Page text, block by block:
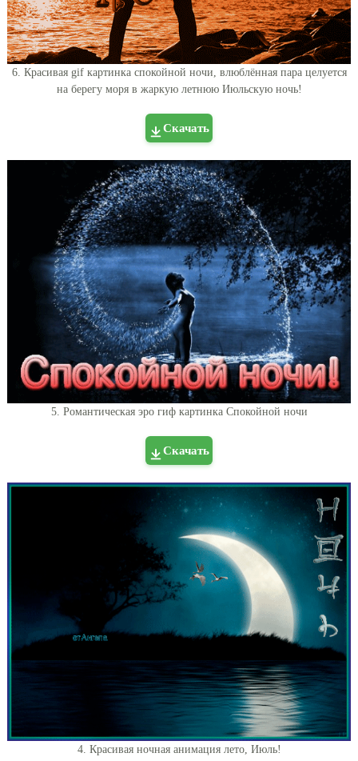
6. Красивая gif картинка спокойной ночи, влюблённая пара целуется
на берегу моря в жаркую летнюю Июльскую ночь!
Скачать
5. Романтическая эро гиф картинка Спокойной ночи
Скачать
4. Красивая ночная анимация лето, Июль!